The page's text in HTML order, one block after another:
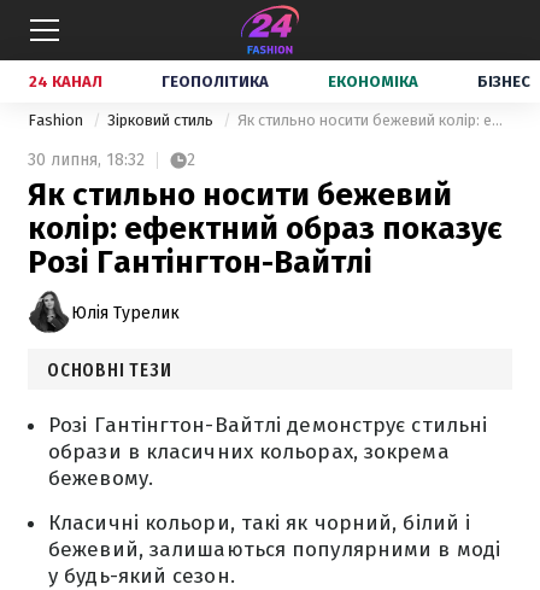
24 КАНАЛ ГЕОПОЛІТИКА ЕКОНОМІКА БІЗНЕС
Fashion Зірковий стиль Як стильно носити бежевий колір: ефектний образ показує Розі Гантінгтон-Вайтлі
30 липня, 18:32 2
Як стильно носити бежевий
колір: ефектний образ показує
Розі Гантінгтон-Вайтлі
Юлія Турелик
ОСНОВНІ ТЕЗИ
Розі Гантінгтон-Вайтлі демонструє стильні
образи в класичних кольорах, зокрема
бежевому.
Класичні кольори, такі як чорний, білий і
бежевий, залишаються популярними в моді
у будь-який сезон.